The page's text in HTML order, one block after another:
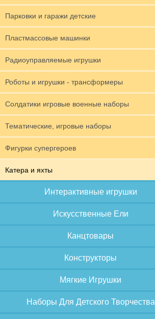
Парковки и гаражи детские
Пластмассовые машинки
Радиоуправляемые игрушки
Роботы и игрушки - трансформеры
Солдатики игровые военные наборы
Тематические, игровые наборы
Фигурки супергероев
Катера и яхты
Интерактивные игрушки
Искусственные Ели
Канцтовары
Конструкторы
Мягкие Игрушки
Наборы Для Детского Творчества